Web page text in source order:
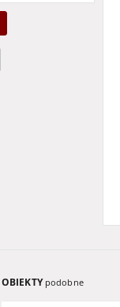
OBIEKTY podobne